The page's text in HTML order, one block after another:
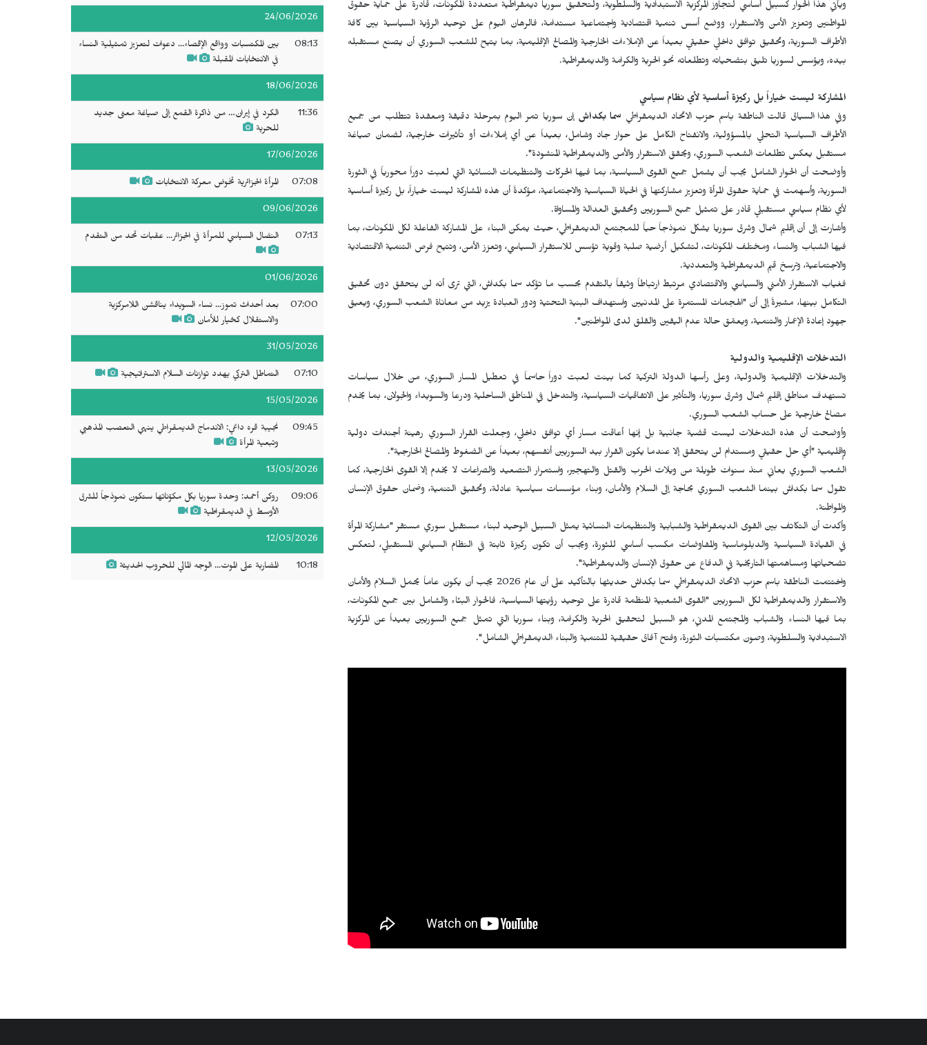
ويأتي هذا الحوار كسبيل أساسي لتجاوز المركزية الاستبدادية والسلطوية، ولتحقيق سوريا ديمقراطية متعددة المكونات، قادرة على حماية حقوق
المواطنين وتعزيز الأمن والاستقرار، ووضع أسس تنمية اقتصادية واجتماعية مستدامة، فالرهان اليوم على توحيد الرؤية السياسية بين كافة
الأطراف السورية، وتحقيق توافق داخلي حقيقي بعيداً عن الإملاءات الخارجية والمصالح الإقليمية، بما يتيح للشعب السوري أن يصنع مستقبله
بيده، ويؤسس لسوريا تليق بتضحياته وتطلعاته نحو الحرية والكرامة والديمقراطية.
المشاركة ليست خياراً بل ركيزة أساسية لأي نظام سياسي
وفي هذا السياق قالت الناطقة باسم حزب الاتحاد الديمقراطي سما بكداش إن سوريا تمر اليوم بمرحلة دقيقة ومعقدة تتطلب من جميع
الأطراف السياسية التحلي بالمسؤولية، والانفتاح الكامل على حوار جاد وشامل، بعيداً عن أي إملاءات أو تأثيرات خارجية، لضمان صياغة
مستقبل يعكس تطلعات الشعب السوري، ويحقق الاستقرار والأمن والديمقراطية المنشودة".
وأوضحت أن الحوار الشامل يجب أن يشمل جميع القوى السياسية، بما فيها الحركات والتنظيمات النسائية التي لعبت دوراً محورياً في الثورة
السورية، وأسهمت في حماية حقوق المرأة وتعزيز مشاركتها في الحياة السياسية والاجتماعية، مؤكدةً أن هذه المشاركة ليست خياراً، بل ركيزة أساسية
لأي نظام سياسي مستقبلي قادر على تمثيل جميع السوريين وتحقيق العدالة والمساواة.
وأشارت إلى أن إقليم شمال وشرق سوريا يشكل نموذجاً حياً للمجتمع الديمقراطي، حيث يمكن البناء على المشاركة الفاعلة لكل المكونات، بما
فيها الشباب والنساء ومختلف المكونات، لتشكيل أرضية صلبة وقوية تؤسس للاستقرار السياسي، وتعزز الأمن، وتتيح فرص التنمية الاقتصادية
والاجتماعية، وترسخ قيم الديمقراطية والتعددية.
فغياب الاستقرار الأمني والسياسي والاقتصادي مرتبط ارتباطاً وثيقاً بالتقدم بحسب ما تؤكد سما بكداش، التي ترى أنه لن يتحقق دون تحقيق
التكامل بينها، مشيرةً إلى أن "الهجمات المستمرة على المدنيين واستهداف البنية التحتية ودور العبادة يزيد من معاناة الشعب السوري، ويعيق
جهود إعادة الإعمار والتنمية، ويعمّق حالة عدم اليقين والقلق لدى المواطنين".
التدخلات الإقليمية والدولية
والتدخلات الإقليمية والدولية، وعلى رأسها الدولة التركية كما بينت لعبت دوراً حاسماً في تعطيل المسار السوري، من خلال سياسات
تستهدف مناطق إقليم شمال وشرق سوريا، والتأثير على الاتفاقيات السياسية، والتدخل في المناطق الساحلية ودرعا والسويداء والجولان، بما يخدم
مصالح خارجية على حساب الشعب السوري.
وأوضحت أن هذه التدخلات ليست قضية جانبية بل إنها أعاقت مسار أي توافق داخلي، وجعلت القرار السوري رهينة أجندات دولية
وإقليمية "أي حل حقيقي ومستدام لن يتحقق إلا عندما يكون القرار بيد السوريين أنفسهم، بعيداً عن الضغوط والمصالح الخارجية".
الشعب السوري يعاني منذ سنوات طويلة من ويلات الحرب والقتل والتهجير، واستمرار التصعيد والصراعات لا يخدم إلا القوى الخارجية، كما
تقول سما بكداش بينما الشعب السوري بحاجة إلى السلام والأمان، وبناء مؤسسات سياسية عادلة، وتحقيق التنمية، وضمان حقوق الإنسان
والمواطنة.
وأكدت أن التكاتف بين القوى الديمقراطية والشبابية والتنظيمات النسائية يمثل السبيل الوحيد لبناء مستقبل سوري مستقر "مشاركة المرأة
في القيادة السياسية والدبلوماسية والمفاوضات مكسب أساسي للثورة، ويجب أن تكون ركيزة ثابتة في النظام السياسي المستقبلي، لتعكس
تضحياتها ومساهمتها التاريخية في الدفاع عن حقوق الإنسان والديمقراطية".
واختتمت الناطقة باسم حزب الاتحاد الديمقراطي سما بكداش حديثها بالتأكيد على أن عام 2026 يجب أن يكون عاماً يحمل السلام والأمان
والاستقرار والديمقراطية لكل السوريين "القوى الشعبية المنظمة قادرة على توحيد رؤيتها السياسية، فالحوار البنّاء والشامل بين جميع المكونات،
بما فيها النساء والشباب والمجتمع المدني، هو السبيل لتحقيق الحرية والكرامة، وبناء سوريا التي تمثل جميع السوريين بعيداً عن المركزية
الاستبدادية والسلطوية، وصون مكتسبات الثورة، وفتح آفاق حقيقية للتنمية والبناء الديمقراطي الشامل".
24/06/2026
08:13
بين المكتسبات وواقع الإقصاء... دعوات لتعزيز تمثيلية النساء
في الانتخابات المقبلة
18/06/2026
11:36
الكرد في إيران… من ذاكرة القمع إلى صياغة معنى جديد
للحرية
17/06/2026
07:08 المرأة الجزائرية تخوض معركة الانتخابات
09/06/2026
07:13 النضال السياسي للمرأة في الجزائر... عقبات تحد من التقدم
01/06/2026
07:00
بعد أحداث تموز... نساء السويداء يناقشن اللامركزية
والاستقلال كخيار للأمان
31/05/2026
07:10 التماطل التركي يهدد توازنات السلام الاستراتيجية
15/05/2026
09:45
نجيبة قره داغي: الاندماج الديمقراطي ينهي التعصب المذهبي
وتبعية المرأة
13/05/2026
09:06
روكن أحمد: وحدة سوريا بكل مكوّناتها ستكون نموذجاً للشرق
الأوسط في الديمقراطية
12/05/2026
10:18 المضاربة على الموت... الوجه المالي للحروب الحديثة